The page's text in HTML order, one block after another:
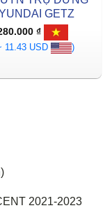
GETZ
₫
11.43 USD
)
2021-2023